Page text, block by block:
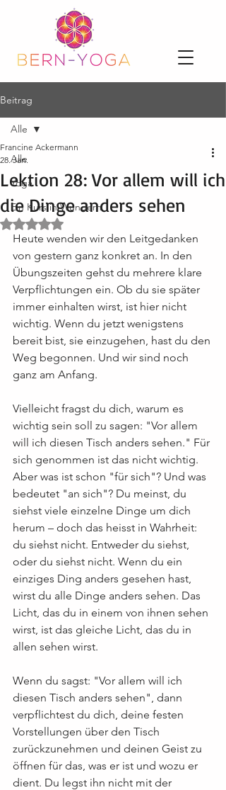
Beitrag
Alle
Yoga
Ein Kurs in Wundern
Alle
Lektion 28: Vor allem will ich
die Dinge anders sehen
Francine Ackermann
28. Jan.
Mit NaN von 5 Sternen bewertet.
Heute wenden wir den Leitgedanken
von gestern ganz konkret an. In den
Übungszeiten gehst du mehrere klare
Verpflichtungen ein. Ob du sie später
immer einhalten wirst, ist hier nicht
wichtig. Wenn du jetzt wenigstens
bereit bist, sie einzugehen, hast du den
Weg begonnen. Und wir sind noch
ganz am Anfang.
Vielleicht fragst du dich, warum es
wichtig sein soll zu sagen: "Vor allem
will ich diesen Tisch anders sehen." Für
sich genommen ist das nicht wichtig.
Aber was ist schon "für sich"? Und was
bedeutet "an sich"? Du meinst, du
siehst viele einzelne Dinge um dich
herum – doch das heisst in Wahrheit:
du siehst nicht. Entweder du siehst,
oder du siehst nicht. Wenn du ein
einziges Ding anders gesehen hast,
wirst du alle Dinge anders sehen. Das
Licht, das du in einem von ihnen sehen
wirst, ist das gleiche Licht, das du in
allen sehen wirst.
Wenn du sagst: "Vor allem will ich
diesen Tisch anders sehen", dann
verpflichtest du dich, deine festen
Vorstellungen über den Tisch
zurückzunehmen und deinen Geist zu
öffnen für das, was er ist und wozu er
dient. Du legst ihn nicht mit der